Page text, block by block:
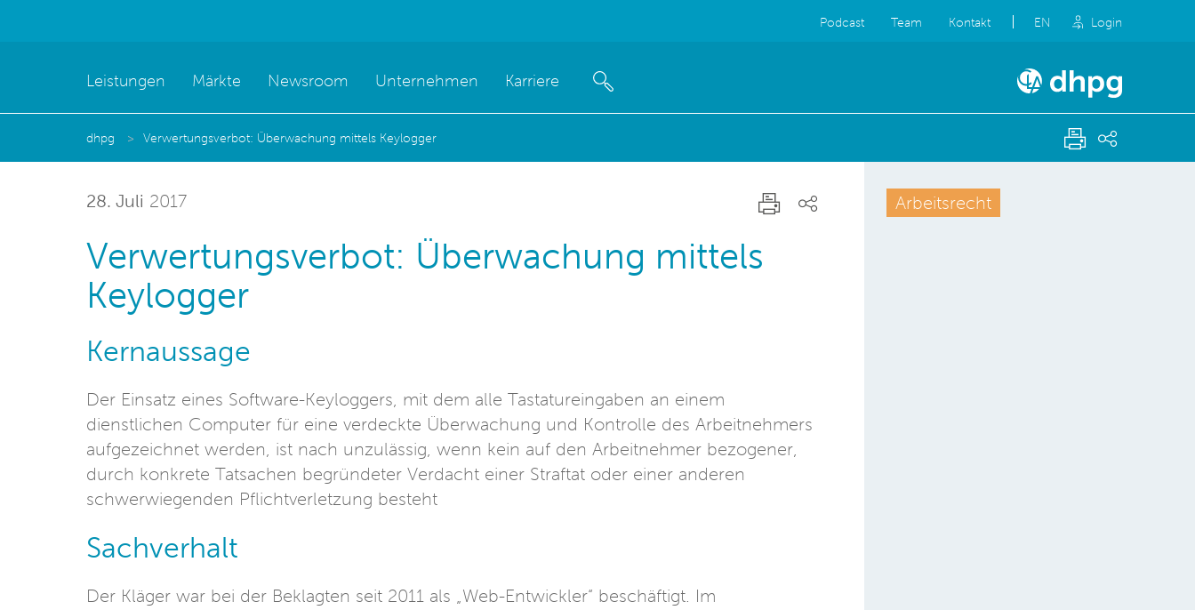
Podcast Team Kontakt EN Login
Leistungen Märkte Newsroom Unternehmen Karriere
dhpg Verwertungsverbot: Überwachung mittels Keylogger
28. Juli 2017
Verwertungsverbot: Überwachung mittels
Keylogger
Kernaussage
Der Einsatz eines Software-Keyloggers, mit dem alle Tastatureingaben an einem
dienstlichen Computer für eine verdeckte Überwachung und Kontrolle des Arbeitnehmers
aufgezeichnet werden, ist nach unzulässig, wenn kein auf den Arbeitnehmer bezogener,
durch konkrete Tatsachen begründeter Verdacht einer Straftat oder einer anderen
schwerwiegenden Pflichtverletzung besteht
Sachverhalt
Der Kläger war bei der Beklagten seit 2011 als „Web-Entwickler“ beschäftigt. Im
Arbeitsrecht